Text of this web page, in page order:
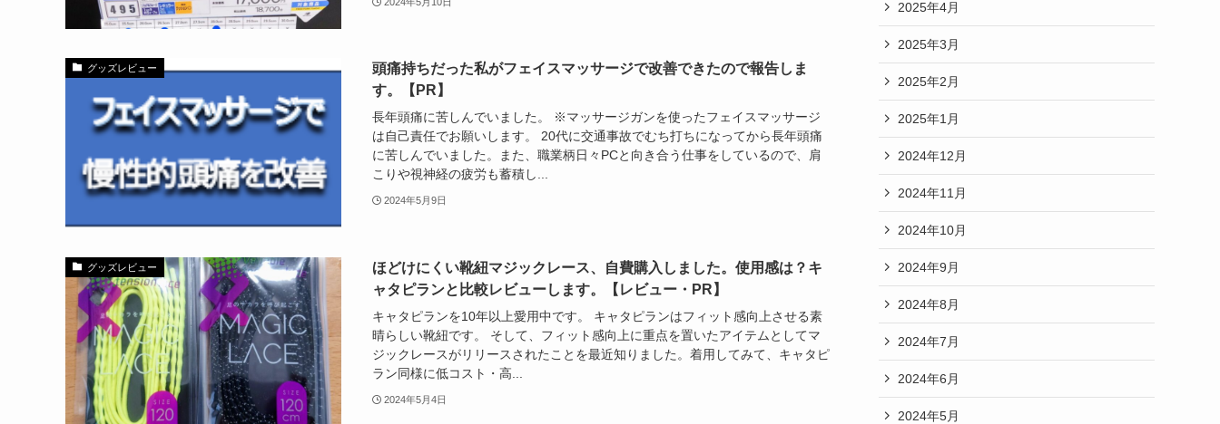
グッズレビュー
頭痛持ちだった私がフェイスマッサージで改善できたので報告しま
す。【PR】
長年頭痛に苦しんでいました。 ※マッサージガンを使ったフェイスマッサージ
は自己責任でお願いします。 20代に交通事故でむち打ちになってから長年頭痛
に苦しんでいました。また、職業柄日々PCと向き合う仕事をしているので、肩
こりや視神経の疲労も蓄積し...
2024年5月9日
グッズレビュー
ほどけにくい靴紐マジックレース、自費購入しました。使用感は？キ
ャタピランと比較レビューします。【レビュー・PR】
キャタピランを10年以上愛用中です。 キャタピランはフィット感向上させる素
晴らしい靴紐です。 そして、フィット感向上に重点を置いたアイテムとしてマ
ジックレースがリリースされたことを最近知りました。着用してみて、キャタピ
ラン同様に低コスト・高...
2024年5月4日
2025年4月
2025年3月
2025年2月
2025年1月
2024年12月
2024年11月
2024年10月
2024年9月
2024年8月
2024年7月
2024年6月
2024年5月